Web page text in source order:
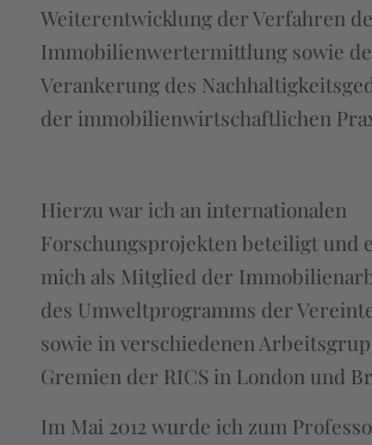
Weiterentwicklung der Verfahren
Immobilienwertermittlung sowie
Verankerung des
der immobilienwirtschaftlichen
Hierzu war ich an internationalen
Forschungsprojekten beteiligt und
mich als Mitglied der
des Umweltprogramms der
sowie in verschiedenen
Gremien der RICS in London und
Im Mai 2012 wurde ich zum